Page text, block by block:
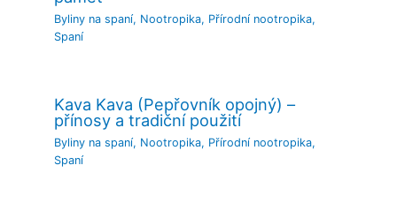
Byliny na spaní, Nootropika, Přírodní nootropika,
Spaní
Kava Kava (Pepřovník opojný) –
přínosy a tradiční použití
Byliny na spaní, Nootropika, Přírodní nootropika,
Spaní